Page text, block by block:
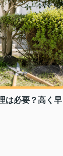
は必要？高く早